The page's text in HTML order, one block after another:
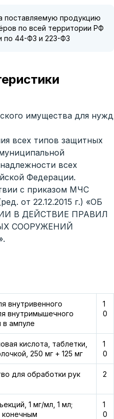
поставляемую продукцию
по всей территории РФ
по 44-ФЗ и 223-ФЗ
имущества для нужд
всех типов защитных
всех
Федерации.
с приказом МЧС
от 22.12.2015 г.) «ОБ
В ДЕЙСТВИЕ ПРАВИЛ
СООРУЖЕНИЙ
внутривенного
внутримышечного
в ампуле
1
0
кислота, таблетки,
250 мг + 125 мг
1
0
для обработки рук
2
1 мг/мл, 1 мл;
конечным
1
0